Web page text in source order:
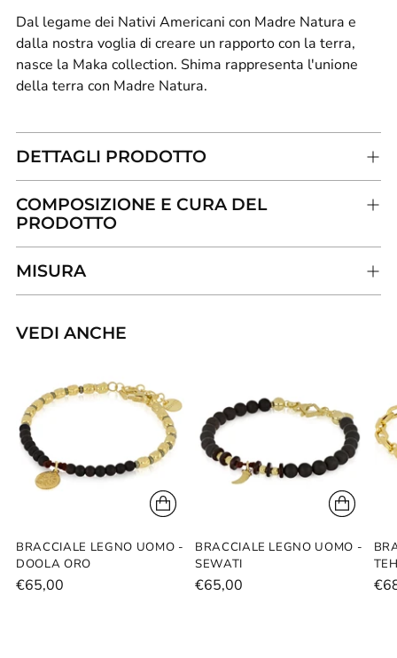
Dal legame dei Nativi Americani con Madre Natura e
dalla nostra voglia di creare un rapporto con la terra,
nasce la Maka collection. Shima rappresenta l'unione
della terra con Madre Natura.
DETTAGLI PRODOTTO
COMPOSIZIONE E CURA DEL
PRODOTTO
MISURA
Aggiungere
carrello...
VEDI ANCHE
BRACCIALE LEGNO UOMO -
DOOLA ORO
€65,00
BRACCIALE LEGNO UOMO -
SEWATI
€65,00